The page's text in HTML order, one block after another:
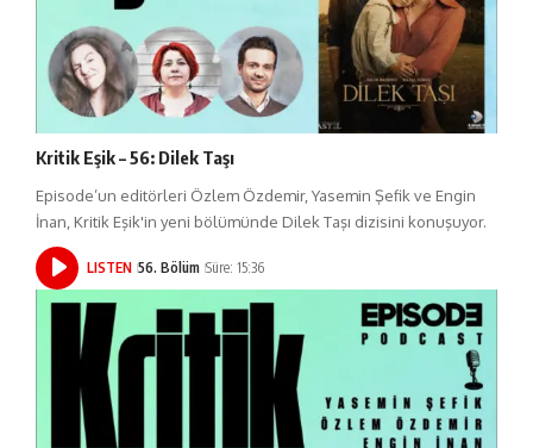
Kritik Eşik – 56: Dilek Taşı
Episode’un editörleri Özlem Özdemir, Yasemin Şefik ve Engin
İnan, Kritik Eşik'in yeni bölümünde Dilek Taşı dizisini konuşuyor.
LISTEN 56. Bölüm Süre: 15:36